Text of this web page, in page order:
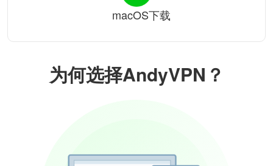
为何选择AndyVPN？
macOS下载